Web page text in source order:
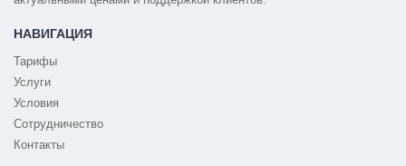
НАВИГАЦИЯ
Тарифы
Услуги
Условия
Сотрудничество
Контакты